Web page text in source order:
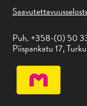
Puh. +358-(0) 50
Piispankatu 17, Turku